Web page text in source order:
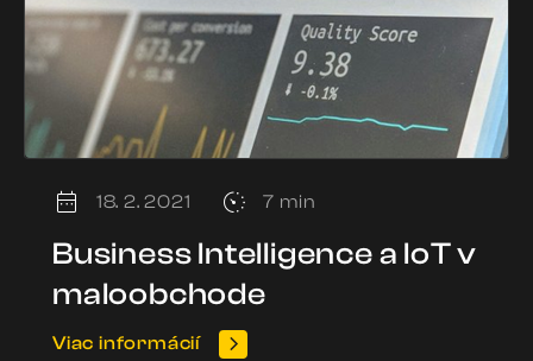
18. 2. 2021 7 min
Business Intelligence a IoT v
maloobchode
Viac informácií